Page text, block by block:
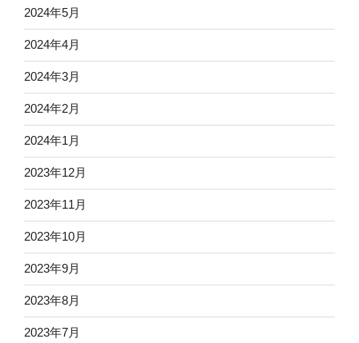
2024年5月
2024年4月
2024年3月
2024年2月
2024年1月
2023年12月
2023年11月
2023年10月
2023年9月
2023年8月
2023年7月